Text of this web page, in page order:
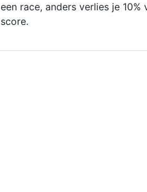
een race, anders verlies je 10%
score.